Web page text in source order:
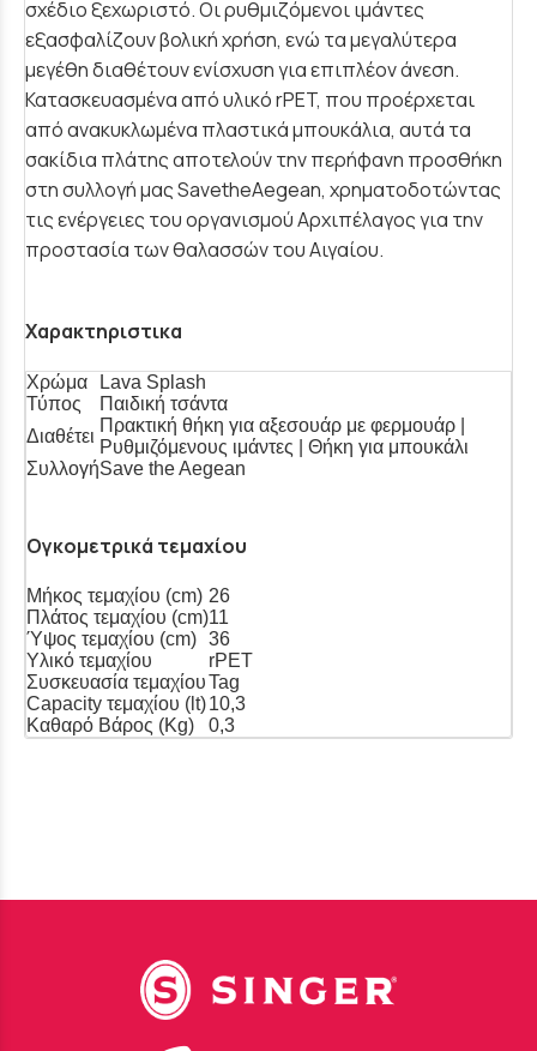
σχέδιο ξεχωριστό. Οι ρυθμιζόμενοι ιμάντες
εξασφαλίζουν βολική χρήση, ενώ τα μεγαλύτερα
μεγέθη διαθέτουν ενίσχυση για επιπλέον άνεση.
Κατασκευασμένα από υλικό rPET, που προέρχεται
από ανακυκλωμένα πλαστικά μπουκάλια, αυτά τα
σακίδια πλάτης αποτελούν την περήφανη προσθήκη
στη συλλογή μας SavetheAegean, χρηματοδοτώντας
τις ενέργειες του οργανισμού Αρχιπέλαγος για την
προστασία των θαλασσών του Αιγαίου.
Χαρακτηριστικα
Χρώμα
Lava Splash
Τύπος
Παιδική τσάντα
Διαθέτει
Πρακτική θήκη για αξεσουάρ με φερμουάρ |
Ρυθμιζόμενους ιμάντες | Θήκη για μπουκάλι
ΣυλλογήSave the Aegean
Ογκομετρικά τεμαχίου
Μήκος τεμαχίου (cm) 26
Πλάτος τεμαχίου (cm)11
Ύψος τεμαχίου (cm) 36
Υλικό τεμαχίου
rPET
Συσκευασία τεμαχίουTag
Capacity τεμαχίου (lt)10,3
Καθαρό Βάρος (Kg)
0,3